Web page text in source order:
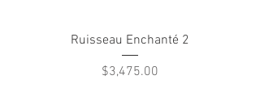
Ruisseau Enchanté 2
Price
$3,475.00